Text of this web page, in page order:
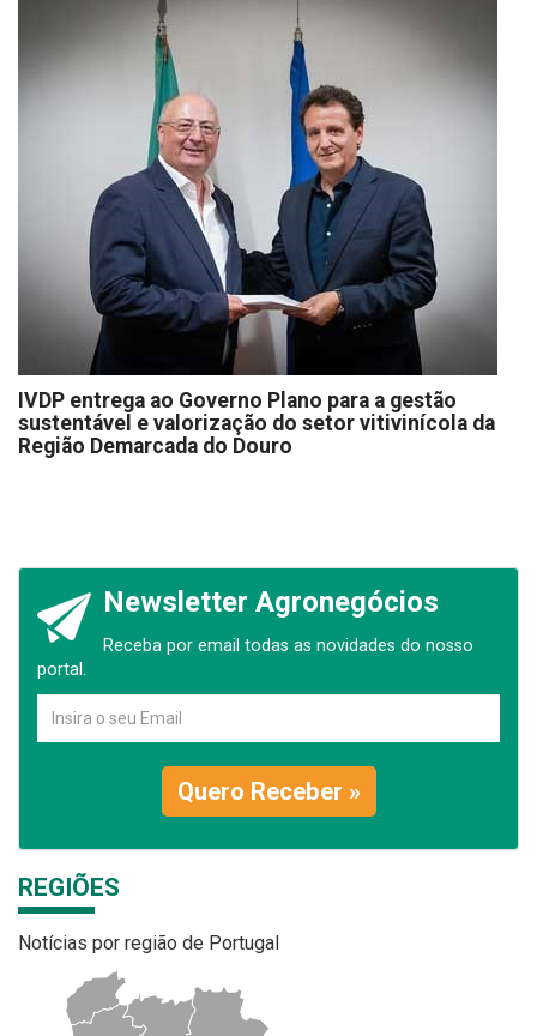
IVDP entrega ao Governo Plano para a gestão
sustentável e valorização do setor vitivinícola da
Região Demarcada do Douro
Newsletter Agronegócios
Receba por email todas as novidades do nosso
portal.
Quero Receber »
REGIÕES
Notícias por região de Portugal